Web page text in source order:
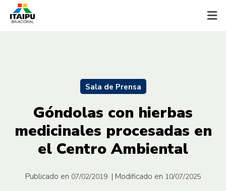
Sala de Prensa
Góndolas con hierbas
medicinales procesadas en
el Centro Ambiental
Publicado en 07/02/2019 | Modificado en 10/07/2025